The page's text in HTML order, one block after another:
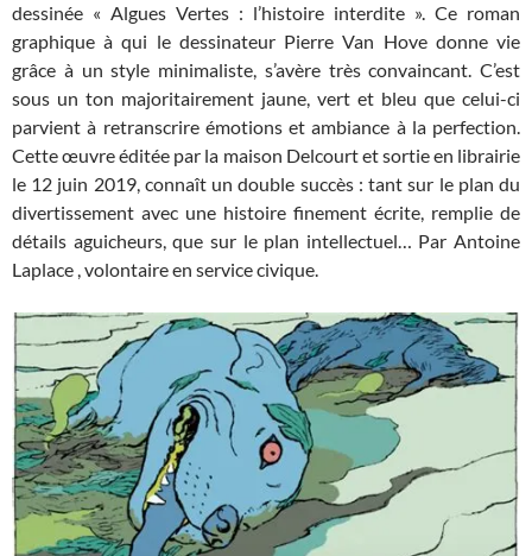
dessinée « Algues Vertes : l’histoire interdite ». Ce roman
graphique à qui le dessinateur Pierre Van Hove donne vie
grâce à un style minimaliste, s’avère très convaincant. C’est
sous un ton majoritairement jaune, vert et bleu que celui-ci
parvient à retranscrire émotions et ambiance à la perfection.
Cette œuvre éditée par la maison Delcourt et sortie en librairie
le 12 juin 2019, connaît un double succès : tant sur le plan du
divertissement avec une histoire finement écrite, remplie de
détails aguicheurs, que sur le plan intellectuel… Par Antoine
Laplace , volontaire en service civique.